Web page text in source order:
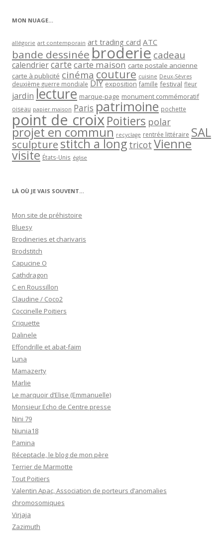
MON NUAGE…
allégorie art contemporain art trading card ATC
bande dessinée broderie cadeau
calendriercartecarte maison carte postale ancienne
carte à publicité cinéma couture cuisine Deux-Sèvres
deuxième guerre mondiale DIY exposition famille festival fleur
jardin lecture marque-page monument commémoratif
oiseau papier maison Paris patrimoine pochette
point de croixPoitiers polar
projet en commun recyclage rentrée littéraire SAL
sculpturestitch a long tricot Vienne
visite États-Unis église
LÀ OÙ JE VAIS SOUVENT…
Mon site de préhistoire
Bluesy
Brodineries et charivaris
Brodstitch
Capucine O
Cathdragon
C en Roussillon
Claudine / Coco2
Coccinelle Poitiers
Criquette
Dalinele
Effondrille et abat-faim
Luna
Mamazerty
Marlie
Le marquoir d’Elise (Emmanuelle)
Monsieur Echo de Centre presse
Nini 79
Niunia18
Pamina
Réceptacle, le blog de mon père
Terrier de Marmotte
Tout Poitiers
Valentin Apac, Association de porteurs d’anomalies
chromosomiques
Virjaja
Zazimuth